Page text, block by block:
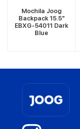
Mochila Joog
Backpack 15.5"
EBXG-54011 Dark
Blue